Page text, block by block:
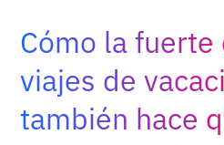
Buscar:
ES
Cómo la
viajes de
también hace